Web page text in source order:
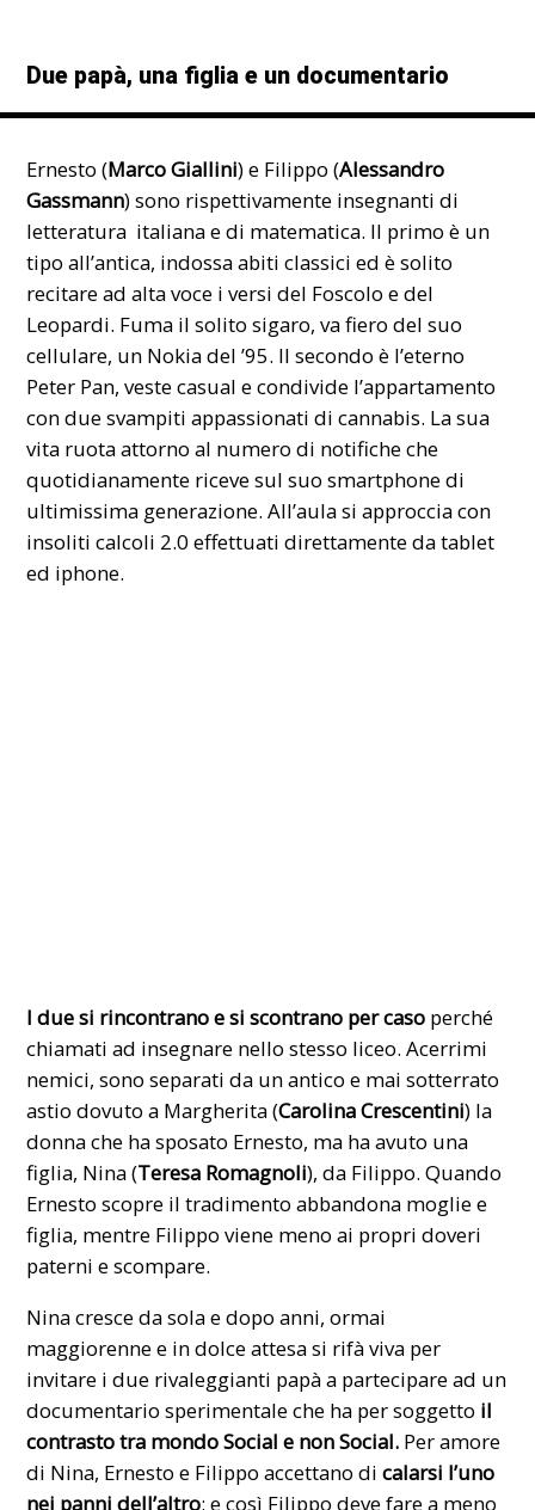
Due papà, una figlia e un documentario
Ernesto (Marco Giallini) e Filippo (Alessandro
Gassmann) sono rispettivamente insegnanti di
letteratura italiana e di matematica. Il primo è un
tipo all’antica, indossa abiti classici ed è solito
recitare ad alta voce i versi del Foscolo e del
Leopardi. Fuma il solito sigaro, va fiero del suo
cellulare, un Nokia del ’95. Il secondo è l’eterno
Peter Pan, veste casual e condivide l’appartamento
con due svampiti appassionati di cannabis. La sua
vita ruota attorno al numero di notifiche che
quotidianamente riceve sul suo smartphone di
ultimissima generazione. All’aula si approccia con
insoliti calcoli 2.0 effettuati direttamente da tablet
ed iphone.
I due si rincontrano e si scontrano per caso perché
chiamati ad insegnare nello stesso liceo. Acerrimi
nemici, sono separati da un antico e mai sotterrato
astio dovuto a Margherita (Carolina Crescentini) la
donna che ha sposato Ernesto, ma ha avuto una
figlia, Nina (Teresa Romagnoli), da Filippo. Quando
Ernesto scopre il tradimento abbandona moglie e
figlia, mentre Filippo viene meno ai propri doveri
paterni e scompare.
Nina cresce da sola e dopo anni, ormai
maggiorenne e in dolce attesa si rifà viva per
invitare i due rivaleggianti papà a partecipare ad un
documentario sperimentale che ha per soggetto il
contrasto tra mondo Social e non Social. Per amore
di Nina, Ernesto e Filippo accettano dicalarsi l’uno
nei panni dell’altro: e così Filippo deve fare a meno